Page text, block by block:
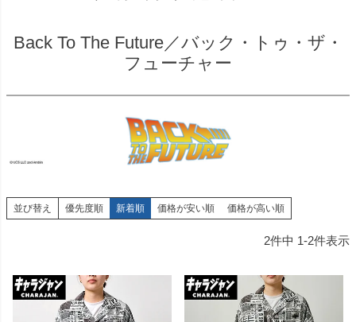
Back To The Future／バック・トゥ・ザ・
フューチャー
並び替え 優先度順 新着順 価格が安い順 価格が高い順
2件中 1-2件表示